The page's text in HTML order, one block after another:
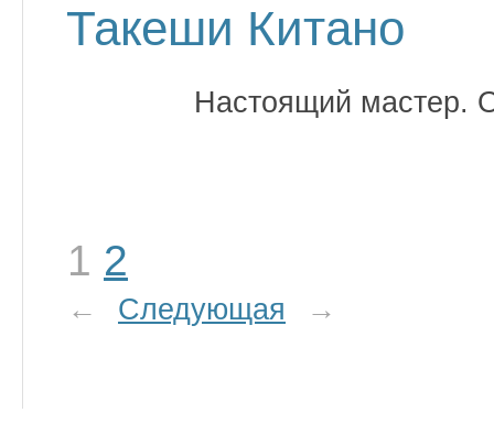
Такеши Китано
Настоящий мастер.
1 2
← Следующая →